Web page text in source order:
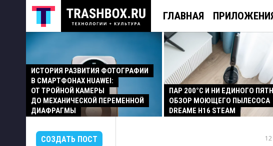
ГЛАВНАЯ
ИСТОРИЯ РАЗВИТИЯ ФОТОГРАФИИ
В СМАРТФОНАХ HUAWEI:
ОТ ТРОЙНОЙ КАМЕРЫ
ДО МЕХАНИЧЕСКОЙ ПЕРЕМЕННОЙ
ДИАФРАГМЫ
ПАР 200°C И НИ ЕДИНОГО
ОБЗОР МОЮЩЕГО ПЫЛЕСОСА
DREAME H16 STEAM
СОЗДАТЬ ПОСТ